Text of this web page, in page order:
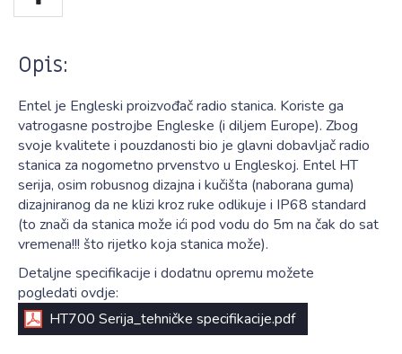
Opis:
Entel je Engleski proizvođač radio stanica. Koriste ga
vatrogasne postrojbe Engleske (i diljem Europe). Zbog
svoje kvalitete i pouzdanosti bio je glavni dobavljač radio
stanica za nogometno prvenstvo u Engleskoj. Entel HT
serija, osim robusnog dizajna i kučišta (naborana guma)
dizajniranog da ne klizi kroz ruke odlikuje i IP68 standard
(to znači da stanica može ići pod vodu do 5m na čak do sat
vremena!!! što rijetko koja stanica može).
Detaljne specifikacije i dodatnu opremu možete
pogledati ovdje:
HT700 Serija_tehničke specifikacije.pdf